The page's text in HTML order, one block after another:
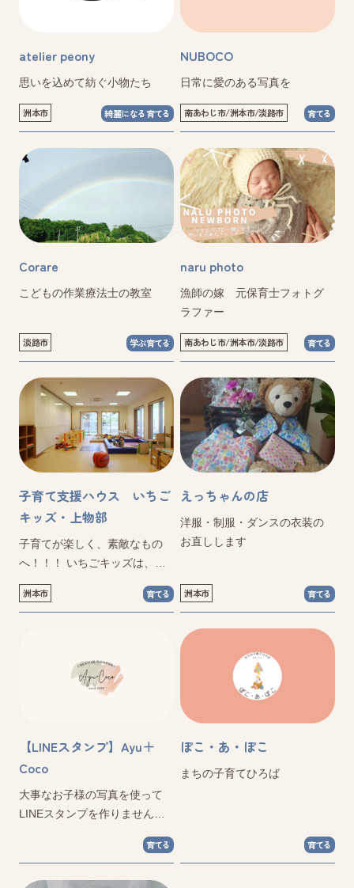
atelier peony
思いを込めて紡ぐ小物たち
洲本市 綺麗になる育てる
NUBOCO
日常に愛のある写真を
南あわじ市/洲本市/淡路市 育てる
Corare
こどもの作業療法士の教室
淡路市 学ぶ育てる
naru photo
漁師の嫁 元保育士フォトグ
ラファー
南あわじ市/洲本市/淡路市 育てる
子育て支援ハウス いちご
キッズ・上物部
子育てが楽しく、素敵なもの
へ！！！ いちごキッズは、
日々子育てにがんばってい
る、お父さんお母さんを応援
洲本市 育てる
えっちゃんの店
洋服・制服・ダンスの衣装の
お直しします
洲本市 育てる
【LINEスタンプ】Ayu＋
Coco
大事なお子様の写真を使って
LINEスタンプを作りません
育てる
ぽこ・あ・ぽこ
まちの子育てひろば
育てる